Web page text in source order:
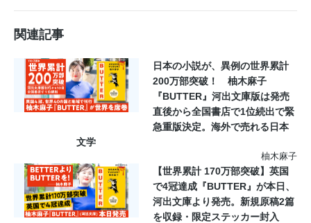
関連記事
日本の小説が、異例の世界累計
200万部突破！ 柚木麻子
『BUTTER』河出文庫版は発売
直後から全国書店で1位続出で緊
急重版決定。海外で売れる日本
文学
柚木麻子
【世界累計 170万部突破】英国
で4冠達成『BUTTER』が本日、
河出文庫より発売。新規原稿2篇
を収録・限定ステッカー封入